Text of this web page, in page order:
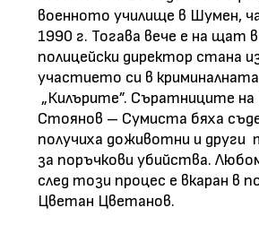
военното училище в Шумен,
1990 г. Тогава вече е на щат
полицейски директор стана
участието си в
„Килърите”. Съратниците
Стоянов – Сумиста бяха
получиха доживотни и други
за поръчкови убийства.
след този процес е вкаран в
Цветан Цветанов.